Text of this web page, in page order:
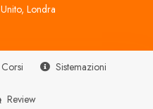
Londra
Corsi Sistemazioni
Review